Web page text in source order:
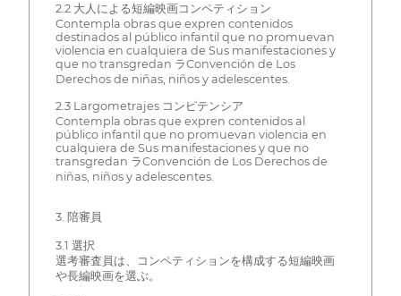
2.2 大人による短編映画コンペティション
Contempla obras que expren contenidos
destinados al público infantil que no promuevan
violencia en cualquiera de Sus manifestaciones y
que no transgredan ラConvención de Los
Derechos de niñas, niños y adelescentes.
2.3 Largometrajes コンピテンシア
Contempla obras que expren contenidos al
público infantil que no promuevan violencia en
cualquiera de Sus manifestaciones y que no
transgredan ラConvención de Los Derechos de
niñas, niños y adelescentes.
3. 陪審員
3.1 選択
選考審査員は、コンペティションを構成する短編映画
や長編映画を選ぶ。